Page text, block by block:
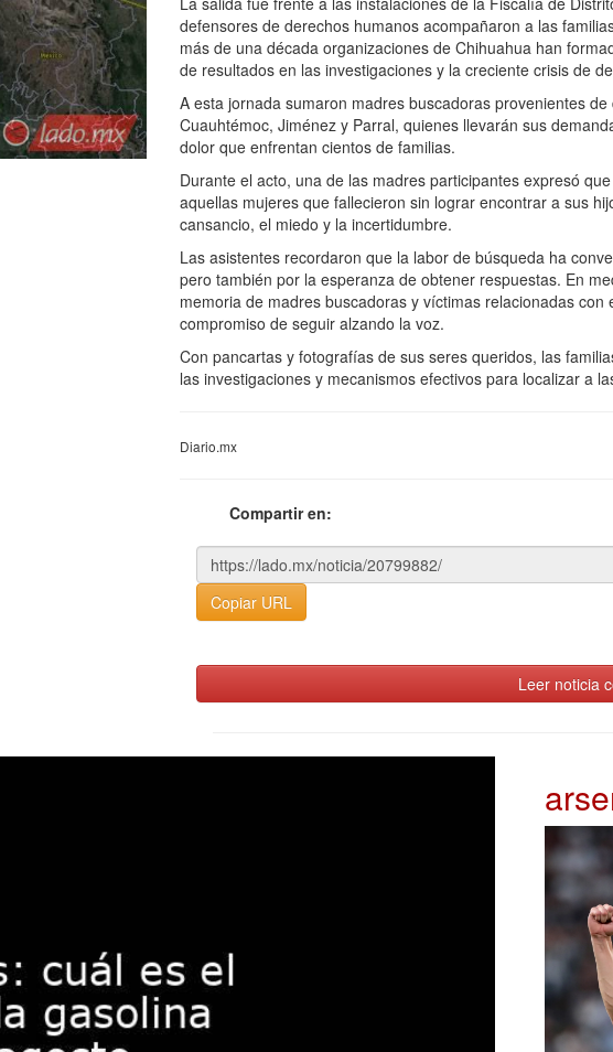
defensores de derechos humanos acompañaron a las
más de una década organizaciones de Chihuahua han
de resultados en las investigaciones y la creciente crisis de
A esta jornada sumaron madres buscadoras provenientes
Cuauhtémoc, Jiménez y Parral, quienes llevarán sus
dolor que enfrentan cientos de familias.
Durante el acto, una de las madres participantes expresó
aquellas mujeres que fallecieron sin lograr encontrar a sus
cansancio, el miedo y la incertidumbre.
Las asistentes recordaron que la labor de búsqueda ha
pero también por la esperanza de obtener respuestas. En
memoria de madres buscadoras y víctimas relacionadas
compromiso de seguir alzando la voz.
Con pancartas y fotografías de sus seres queridos, las
las investigaciones y mecanismos efectivos para localizar a
Diario.mx
Compartir en:
Copiar URL
Leer noticia